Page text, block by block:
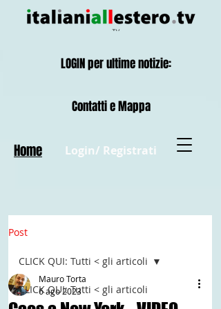
Login/ Registrati
Contatti e Mappa
Home
LOGIN per ultime notizie:
Post
CLICK QUI: Tutti < gli articoli
CLICK QUI: Tutti < gli articoli
Mauro Torta
6 ago 2023